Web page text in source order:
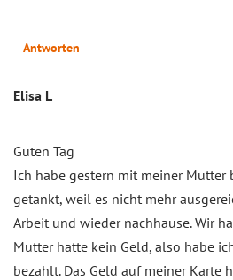
Antworten
Elisa L
Guten Tag
Ich habe gestern mit meiner Mutter
getankt, weil es nicht mehr
Arbeit und wieder nachhause. Wir
Mutter hatte kein Geld, also habe
bezahlt. Das Geld auf meiner Karte